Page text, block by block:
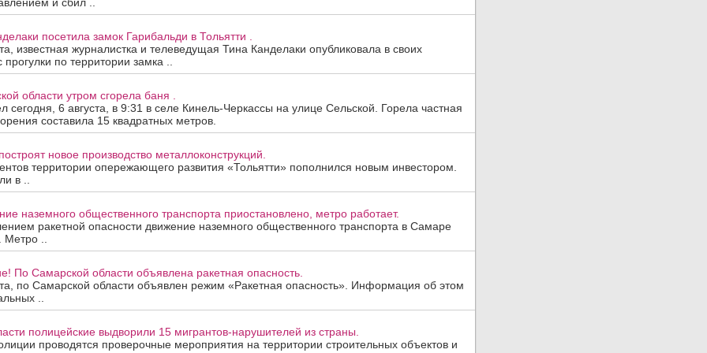
посетила замок Гарибальди в Тольятти .
известная журналистка и телеведущая Тина Канделаки опубликовала в своих
по территории замка ..
области утром сгорела баня .
сегодня, 6 августа, в 9:31 в селе Кинель-Черкассы на улице Сельской. Горела частная
составила 15 квадратных метров.
новое производство металлоконструкций.
территории опережающего развития «Тольятти» пополнился новым инвестором.
в ..
наземного общественного транспорта приостановлено, метро работает.
ракетной опасности движение наземного общественного транспорта в Самаре
..
По Самарской области объявлена ракетная опасность.
по Самарской области объявлен режим «Ракетная опасность». Информация об этом
..
полицейские выдворили 15 мигрантов-нарушителей из страны.
проводятся проверочные мероприятия на территории строительных объектов и